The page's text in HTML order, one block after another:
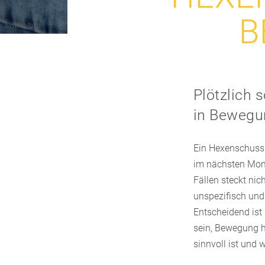
Symbolbild
Plötzlich
in
Ein
im nächsten
Fällen steckt
unspezifisch
Entscheidend
sein, Bewegung
sinnvoll ist und